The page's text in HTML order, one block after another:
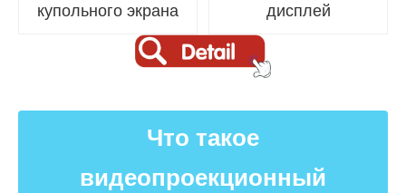
купольного экрана
дисплей
Что такое
видеопроекционный